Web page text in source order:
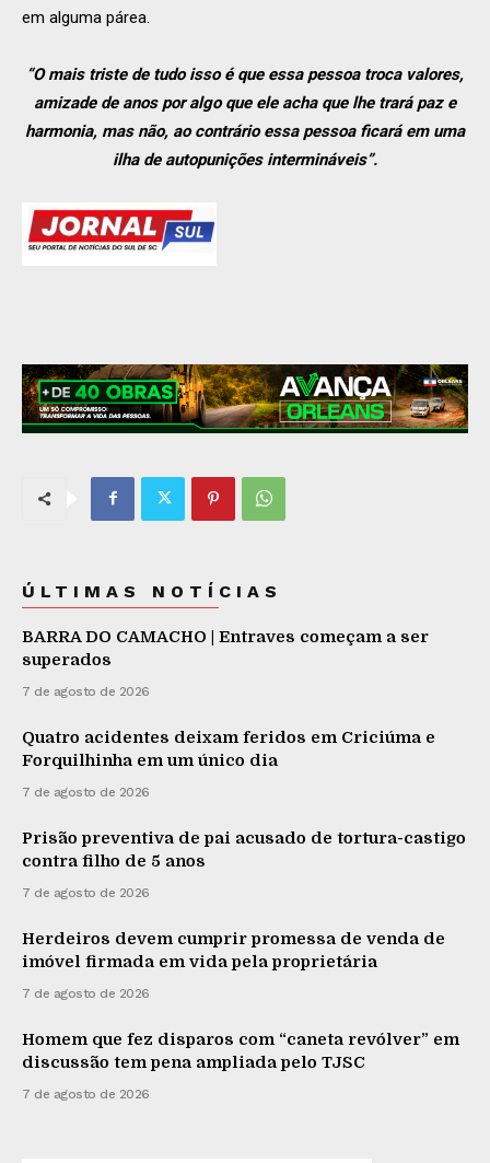
em alguma párea.
“O mais triste de tudo isso é que essa pessoa troca valores,
amizade de anos por algo que ele acha que lhe trará paz e
harmonia, mas não, ao contrário essa pessoa ficará em uma
ilha de autopunições intermináveis”.
ÚLTIMAS NOTÍCIAS
BARRA DO CAMACHO | Entraves começam a ser
superados
7 de agosto de 2026
Quatro acidentes deixam feridos em Criciúma e
Forquilhinha em um único dia
7 de agosto de 2026
Prisão preventiva de pai acusado de tortura-castigo
contra filho de 5 anos
7 de agosto de 2026
Herdeiros devem cumprir promessa de venda de
imóvel firmada em vida pela proprietária
7 de agosto de 2026
Homem que fez disparos com “caneta revólver” em
discussão tem pena ampliada pelo TJSC
7 de agosto de 2026